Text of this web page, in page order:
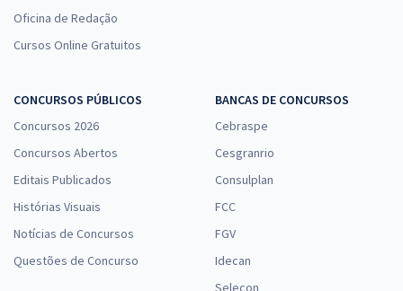
Oficina de Redação
Cursos Online Gratuitos
CONCURSOS PÚBLICOS
Concursos 2026
Concursos Abertos
Editais Publicados
Histórias Visuais
Notícias de Concursos
Questões de Concurso
BANCAS DE CONCURSOS
Cebraspe
Cesgranrio
Consulplan
FCC
FGV
Idecan
Selecon